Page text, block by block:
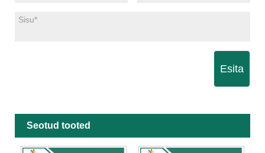
Esita
Seotud tooted